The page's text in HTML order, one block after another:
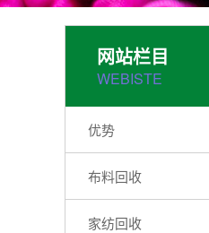
网站栏目
WEBISTE
优势
布料回收
家纺回收